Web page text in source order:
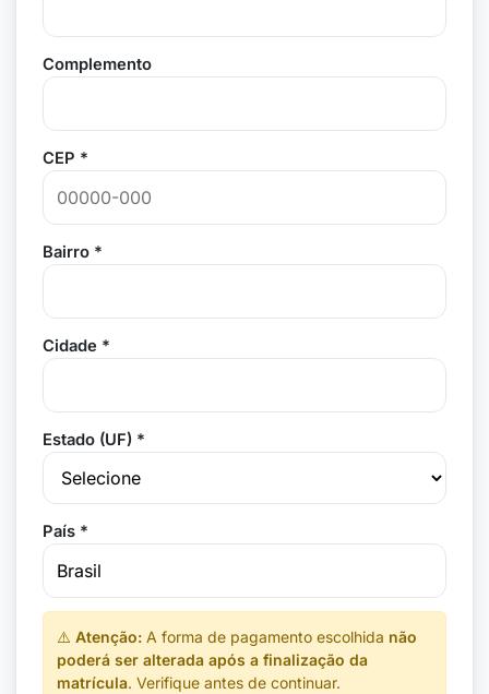
Complemento
CEP *
Bairro *
Cidade *
Estado (UF) *
País *
⚠️ Atenção: A forma de pagamento escolhida não
poderá ser alterada após a finalização da
matrícula. Verifique antes de continuar.